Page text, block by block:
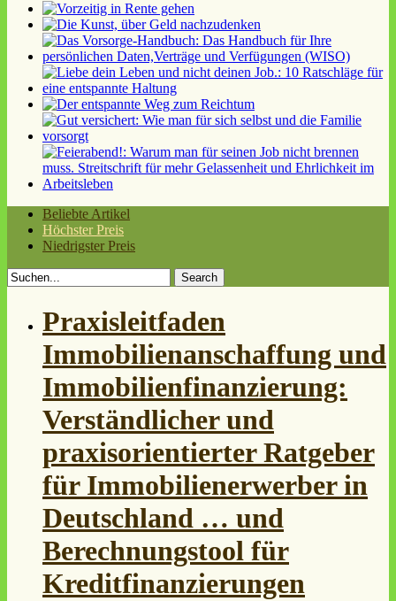
Beliebte Artikel
Höchster Preis
Niedrigster Preis
Search
for:
Praxisleitfaden
Immobilienanschaffung und
Immobilienfinanzierung:
Verständlicher und
praxisorientierter Ratgeber
für Immobilienerwerber in
Deutschland … und
Berechnungstool für
Kreditfinanzierungen